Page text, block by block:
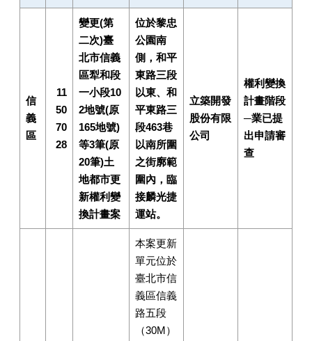
信
義
區
11
50
70
28
變更(第
二次)臺
北市信義
區犁和段
一小段10
2地號(原
165地號)
等3筆(原
20筆)土
地都市更
新權利變
換計畫案
位於黎忠
公園南
側，和平
東路三段
以東、和
平東路三
段463巷
以南所圍
之街廓範
圍內，臨
接麟光捷
運站。
立築開發
股份有限
公司
權利變換
計畫階段
─業已提
出申請審
查
本案更新
單元位於
臺北市信
義區信義
路五段
（30M）